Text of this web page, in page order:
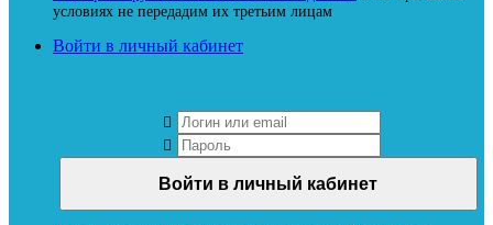
условиях не передадим их третьим лицам
Войти в личный кабинет